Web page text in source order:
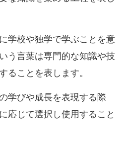
学校や独学で学ぶことを意
う言葉は専門的な知識や技
ることを表します。
学びや成長を表現する際
応じて選択し使用すること